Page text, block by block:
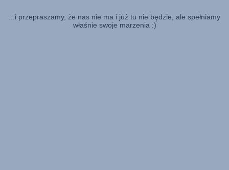
...i przepraszamy, że nas nie ma i już tu nie będzie, ale spełniamy
właśnie swoje marzenia :)